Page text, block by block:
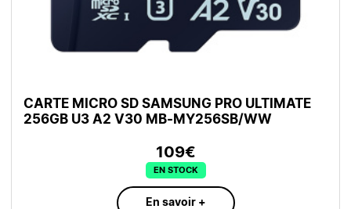
CARTE MICRO SD SAMSUNG PRO ULTIMATE
256GB U3 A2 V30 MB-MY256SB/WW
109€
EN STOCK
En savoir +